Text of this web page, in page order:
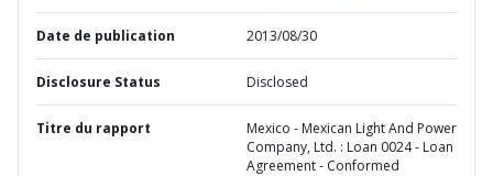
Date de publication 2013/08/30
Disclosure Status Disclosed
Titre du rapport
Mexico - Mexican Light And Power
Company, Ltd. : Loan 0024 - Loan
Agreement - Conformed